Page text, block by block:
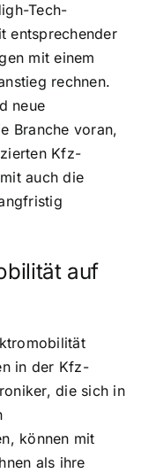
Tech-
entsprechender
mit einem
rechnen.
neue
Branche voran,
Kfz-
auch die
auf
in der Kfz-
die sich in
können mit
als ihre